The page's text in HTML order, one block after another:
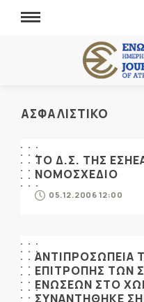
ΑΣΦΑΛΙΣΤΙΚΟ
ΤΟ Δ.Σ. ΤΗΣ
ΝΟΜΟΣΧΕΔΙΟ
05.12.2006 12:00
ΑΝΤΙΠΡΟΣΩΠΕΙΑ
ΕΠΙΤΡΟΠΗΣ ΤΩΝ
ΕΝΩΣΕΩΝ ΣΤΟ
ΣΥΝΑΝΤΗΘΗΚΕ